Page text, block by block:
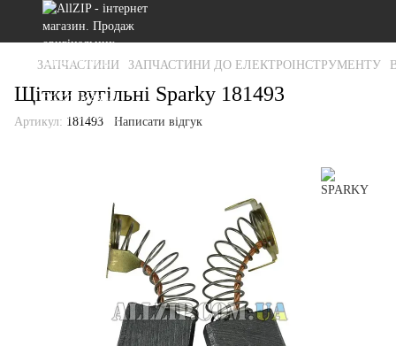
ЗАПЧАСТИНИ ЗАПЧАСТИНИ ДО ЕЛЕКТРОІНСТРУМЕНТУ
Щітки вугільні Sparky 181493
Артикул: 181493 Написати відгук